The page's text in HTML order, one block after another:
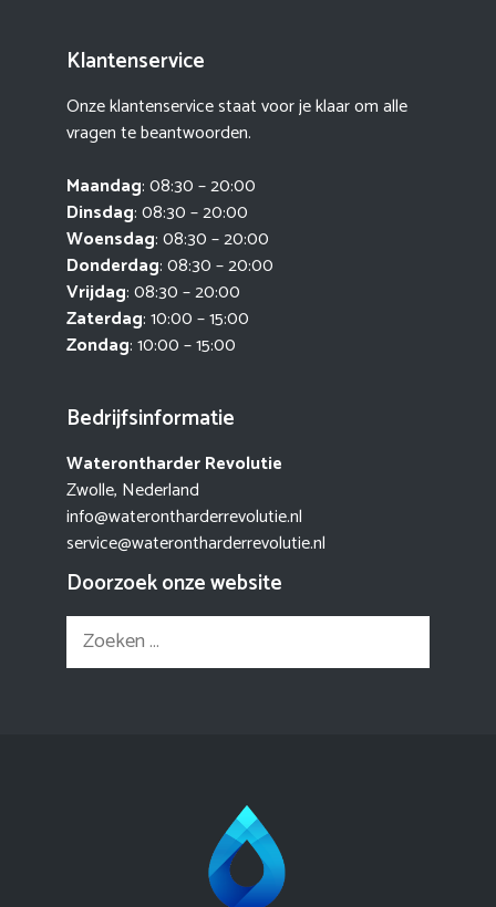
Klantenservice
Onze klantenservice staat voor je klaar om alle
vragen te beantwoorden.
Maandag: 08:30 – 20:00
Dinsdag: 08:30 – 20:00
Woensdag: 08:30 – 20:00
Donderdag: 08:30 – 20:00
Vrijdag: 08:30 – 20:00
Zaterdag: 10:00 – 15:00
Zondag: 10:00 – 15:00
Bedrijfsinformatie
Waterontharder Revolutie
Zwolle, Nederland
info@waterontharderrevolutie.nl
service@waterontharderrevolutie.nl
Doorzoek onze website
Zoek
naar: